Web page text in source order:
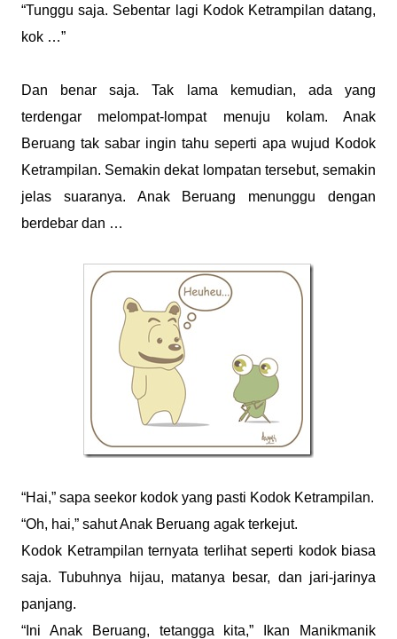
“Tunggu saja. Sebentar lagi Kodok Ketrampilan datang,
kok …”
Dan benar saja. Tak lama kemudian, ada yang
terdengar melompat-lompat menuju kolam. Anak
Beruang tak sabar ingin tahu seperti apa wujud Kodok
Ketrampilan. Semakin dekat lompatan tersebut, semakin
jelas suaranya. Anak Beruang menunggu dengan
berdebar dan …
“Hai,” sapa seekor kodok yang pasti Kodok Ketrampilan.
“Oh, hai,” sahut Anak Beruang agak terkejut.
Kodok Ketrampilan ternyata terlihat seperti kodok biasa
saja. Tubuhnya hijau, matanya besar, dan jari-jarinya
panjang.
“Ini Anak Beruang, tetangga kita,” Ikan Manikmanik